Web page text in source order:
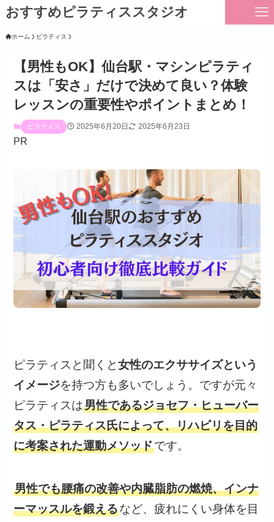
おすすめピラティススタジオ
ホーム ピラティス
【男性もOK】仙台駅・マシンピラティ
スは「安さ」だけで決めて良い？体験
レッスンの重要性やポイントまとめ！
ピラティス 2025年6月20日 2025年6月23日
PR
ピラティスと聞くと女性のエクササイズという
イメージを持つ方も多いでしょう。ですが元々
ピラティスは男性であるジョセフ・ヒューバー
タス・ピラティス氏によって、リハビリを目的
に考案された運動メソッドです。
男性でも腰痛の改善や内臓脂肪の燃焼、インナ
ーマッスルを鍛えるなど、疲れにくい身体を目